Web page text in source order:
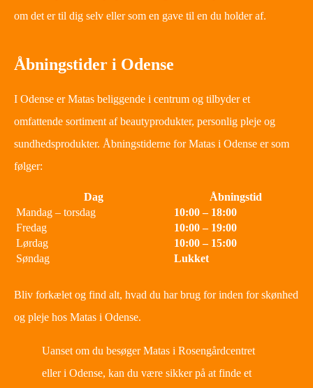
om det er til dig selv eller som en gave til en du holder af.
Åbningstider i Odense
I Odense er Matas beliggende i centrum og tilbyder et
omfattende sortiment af beautyprodukter, personlig pleje og
sundhedsprodukter. Åbningstiderne for Matas i Odense er som
følger:
Dag
Åbningstid
Mandag – torsdag
10:00 – 18:00
Fredag
10:00 – 19:00
Lørdag
10:00 – 15:00
Søndag
Lukket
Bliv forkælet og find alt, hvad du har brug for inden for skønhed
og pleje hos Matas i Odense.
Uanset om du besøger Matas i Rosengårdcentret
eller i Odense, kan du være sikker på at finde et